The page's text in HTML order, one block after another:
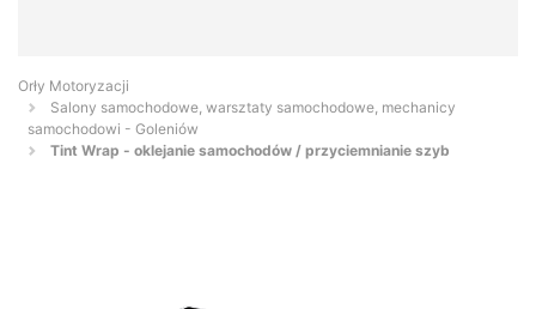
Orły Motoryzacji
Salony samochodowe, warsztaty samochodowe, mechanicy
samochodowi - Goleniów
Tint Wrap - oklejanie samochodów / przyciemnianie szyb